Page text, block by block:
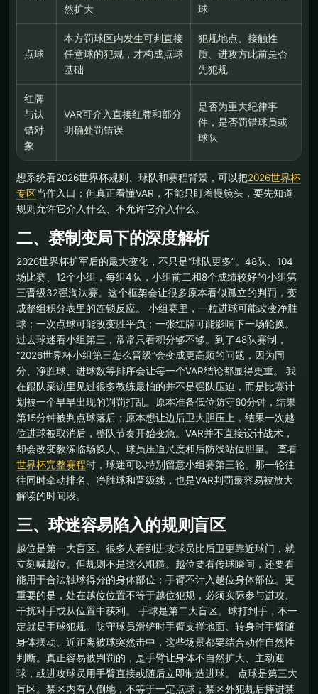
然扩大
球
点球
本方罚球区内发生可判直接
任意球的犯规，才构成点球
基础
犯规地点、接触性
质、进攻方此前是否
先犯规
红牌
与认
错对
象
VAR可介入直接红牌和部分
明确处罚错误
是否为重大纪律事
件，是否罚错球员或
球队
想系统看2026世界杯规则、球队和赛程背景，可以把2026世界杯
专区当作入口；但真正看懂VAR，不能只盯着慢镜头，要先知道
规则允许它介入什么、不允许它介入什么。
二、赛制变局下的深度解析
2026世界杯扩军后的最大变化，不只是“球队更多”。48队、104
场比赛、12个小组，每组4队，小组前二和8个成绩较好的小组第
三晋级32强淘汰赛。这个框架会让很多原本看似孤立的判罚，变
成整组积分表里的连锁反应。 小组赛里，一粒进球可能改变净胜
球；一次点球可能改变胜平负；一张红牌可能影响下一场轮换。
过去球迷看小组第三，常常只看积分够不够。到了48队赛制，
“2026世界杯小组第三怎么晋级”会变成更高频的问题，因为同
分、净胜球、进球数等排序会让每一个VAR结论都显得更重。 我
在跟队采访里见过很多教练最怕的并不是强队压迫，而是比赛计
划被一个早早出现的判罚打乱。原本准备低位防守60分钟，结果
第15分钟被判点球落后；原本想让边后卫大胆压上，结果一次越
位进球被取消后，整队节奏开始变急。VAR并不直接设计战术，
却会改变教练临场换人、球员压迫尺度和后防线站位胆量。 查看
世界杯完整赛程时，球迷可以特别留意小组赛第三轮。那一轮往
往同时牵动排名、净胜球和晋级线，也是VAR判罚最容易被放大
解读的时间段。
三、球迷容易陷入的规则盲区
越位是第一大盲区。很多人看到进攻球员比后卫更靠近球门，就
立刻喊越位。但规则不是这么粗糙。越位要看传球瞬间，还要看
能用于合法触球得分的身体部位；手臂不计入越位身体部位。更
重要的是，处在越位位置不等于越位犯规，必须实际参与进攻、
干扰对手或从位置中获利。 手球是第二大盲区。球打到手，不一
定就是手球犯规。防守球员滑铲时手臂支撑地面、转身时手臂随
身体摆动、近距离被球突然击中，这些场景都要结合动作自然性
判断。真正容易被判罚的，是手臂让身体不自然扩大、主动迎
球，或进攻球员用手臂直接或随后立即制造进球。 点球是第三大
盲区。禁区内有人倒地，不等于一定点球；禁区外犯规后摔进禁